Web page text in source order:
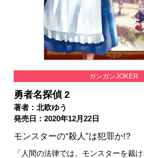
ガンガンJOKER
勇者名探偵 2
著者：北欧ゆう
発売日：2020年12月22日
モンスターの“殺人”は犯罪か!?
「人間の法律では、モンスターを裁